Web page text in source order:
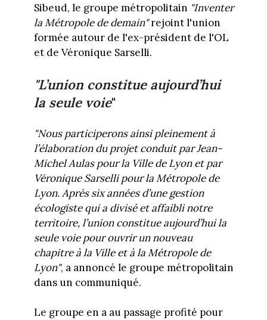
Sibeud, le groupe métropolitain "Inventer
la Métropole de demain"rejoint l'union
formée autour de l'ex-président de l'OL
et de Véronique Sarselli.
"L’union constitue aujourd’hui
la seule voie"
"Nous participerons ainsi pleinement à
l’élaboration du projet conduit par Jean-
Michel Aulas pour la Ville de Lyon et par
Véronique Sarselli pour la Métropole de
Lyon. Après six années d’une gestion
écologiste qui a divisé et affaibli notre
territoire, l’union constitue aujourd’hui la
seule voie pour ouvrir un nouveau
chapitre à la Ville et à la Métropole de
Lyon", a annoncé le groupe métropolitain
dans un communiqué.
Le groupe en a au passage profité pour